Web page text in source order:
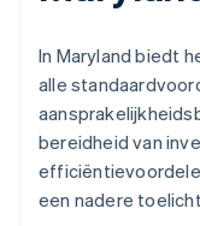
In Maryland biedt
alle
bereidheid van
een nadere